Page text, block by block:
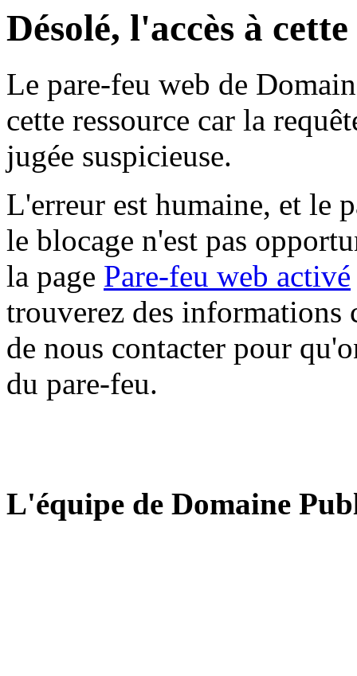
Désolé, l'accès à
Le pare-feu web de
cette ressource car la
jugée suspicieuse.
L'erreur est humaine, et le
le blocage n'est pas
la page Pare-feu web activé
trouverez des informations
de nous contacter pour
du pare-feu.
L'équipe de Domaine